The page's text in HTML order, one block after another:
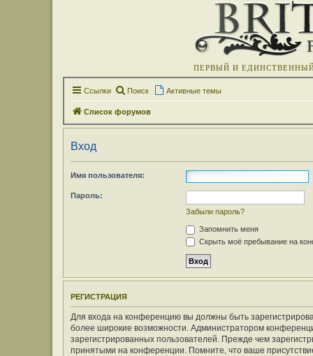
ПЕРВЫЙ И
Ссылки Поиск Активные темы
Список форумов
Вход
Имя пользователя:
Пароль:
Забыли пароль?
Запомнить меня
Скрыть моё пребывание на
РЕГИСТРАЦИЯ
Для входа на конференцию вы должны быть
более широкие возможности. Администратором
зарегистрированных пользователей. Прежде чем
принятыми на конференции. Помните, что ваше